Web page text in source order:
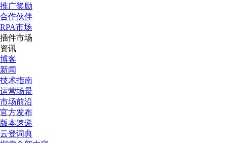
推广奖励
合作伙伴
RPA市场
插件市场
资讯
博客
新闻
技术指南
运营场景
市场前沿
官方发布
版本速递
云登词典